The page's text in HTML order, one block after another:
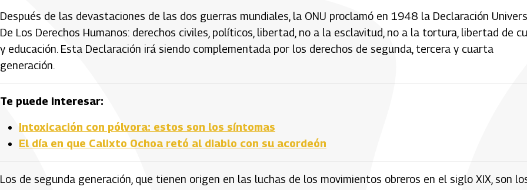
Después de las devastaciones de las dos guerras mundiales, la ONU proclamó en 1948 la Declaración
De Los Derechos Humanos: derechos civiles, políticos, libertad, no a la esclavitud, no a la tortura, libertad de
y educación. Esta Declaración irá siendo complementada por los derechos de segunda, tercera y cuarta
generación.
Te puede interesar:
Intoxicación con pólvora: estos son los síntomas
El día en que Calixto Ochoa retó al diablo con su acordeón
Los de segunda generación, que tienen origen en las luchas de los movimientos obreros en el siglo XIX, son